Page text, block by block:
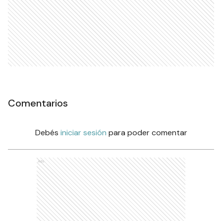
Comentarios
Debés iniciar sesión para poder comentar
Ads